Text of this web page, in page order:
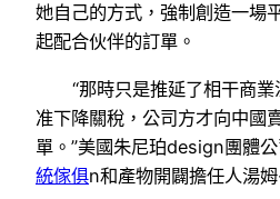
她自己的方式，強制創造一場
起配合伙伴的訂單。
“那時只是推延了相干商
准下降關稅，公司方才向中國
單。”美國朱尼珀design團體
統傢俱n和產物開闢擔任人湯姆